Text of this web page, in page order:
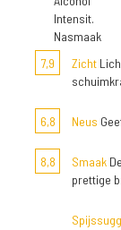
Intensit.
Nasmaak
7,9
Zicht
6,8 Neus
8,8 Smaak
prettige